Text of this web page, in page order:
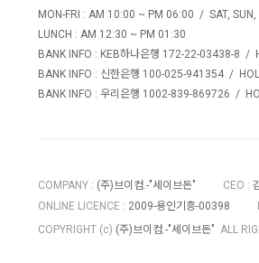
MON-FRI : AM 10:00 ~ PM 06:00 / SAT, SUN,
LUNCH : AM 12:30 ~ PM 01:30
BANK INFO : KEB하나은행 172-22-03438-8 /
BANK INFO : 신한은행 100-025-941354 /
BANK INFO : 우리은행 1002-839-869726 /
COMPANY : (주)브이컴.-"세이브돈" CEO :
ONLINE LICENCE : 2009-용인기흥-00398
COPYRIGHT (c) (주)브이컴.-"세이브돈" ALL